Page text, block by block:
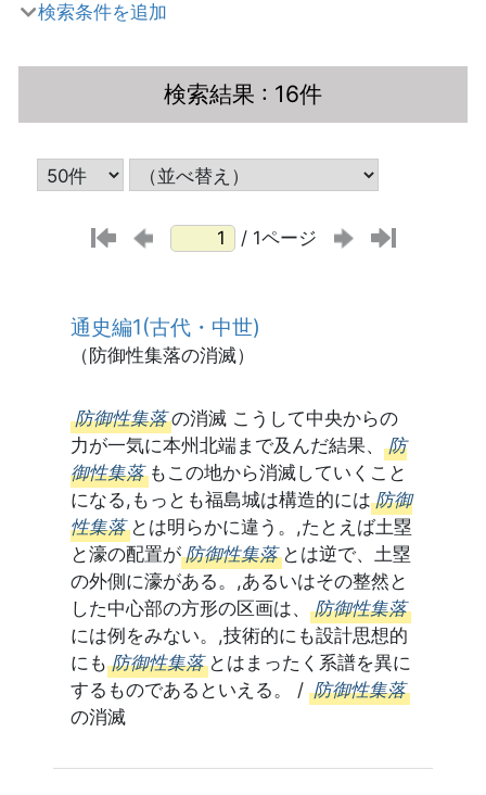
検索条件を追加
検索結果 : 16件
/ 1ページ
通史編1(古代・中世)
（防御性集落の消滅）
防御性集落 の消滅 こうして中央からの
力が一気に本州北端まで及んだ結果、 防
御性集落 もこの地から消滅していくこと
になる,もっとも福島城は構造的には 防御
性集落 とは明らかに違う。,たとえば土塁
と濠の配置が 防御性集落 とは逆で、土塁
の外側に濠がある。,あるいはその整然と
した中心部の方形の区画は、 防御性集落
には例をみない。,技術的にも設計思想的
にも 防御性集落 とはまったく系譜を異に
するものであるといえる。 / 防御性集落
の消滅